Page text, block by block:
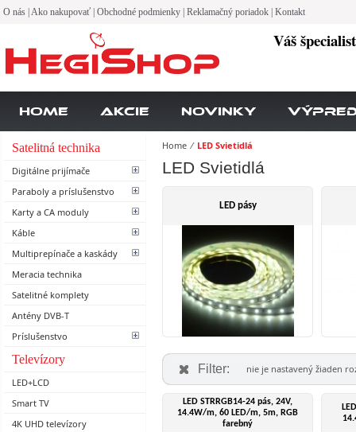
O nás Ako nakupovať Obchodné podmienky Reklamačný poriadok Kontakt
Váš
Home Akcie Novinky
Satelitná technika
Digitálne prijímače
Paraboly a príslušenstvo
Karty a CA moduly
Káble
Multiprepínače a kaskády
Meracia technika
Satelitné komplety
Antény DVB-T
Príslušenstvo
Televízory
LED+LCD
Smart TV
4K UHD televízory
Home ⁄ LED Svietidlá
LED Svietidlá
LED pásy
Filter: nie je nastavený žiaden
LED STRRGB14-24 pás, 24V,
14.4W/m, 60 LED/m, 5m, RGB
farebný